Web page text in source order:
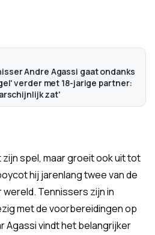
Andre Agassi gaat ondanks
verder met 18-jarige partner:
zat'
zijn spel, maar groeit ook uit tot
hij jarenlang twee van de
Tennissers zijn in
met de voorbereidingen op
Agassi vindt het belangrijker